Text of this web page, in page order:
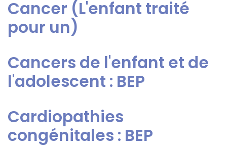
Cancer (L'enfant traité
pour un)
Cancers de l'enfant et de
l'adolescent : BEP
Cardiopathies
congénitales : BEP